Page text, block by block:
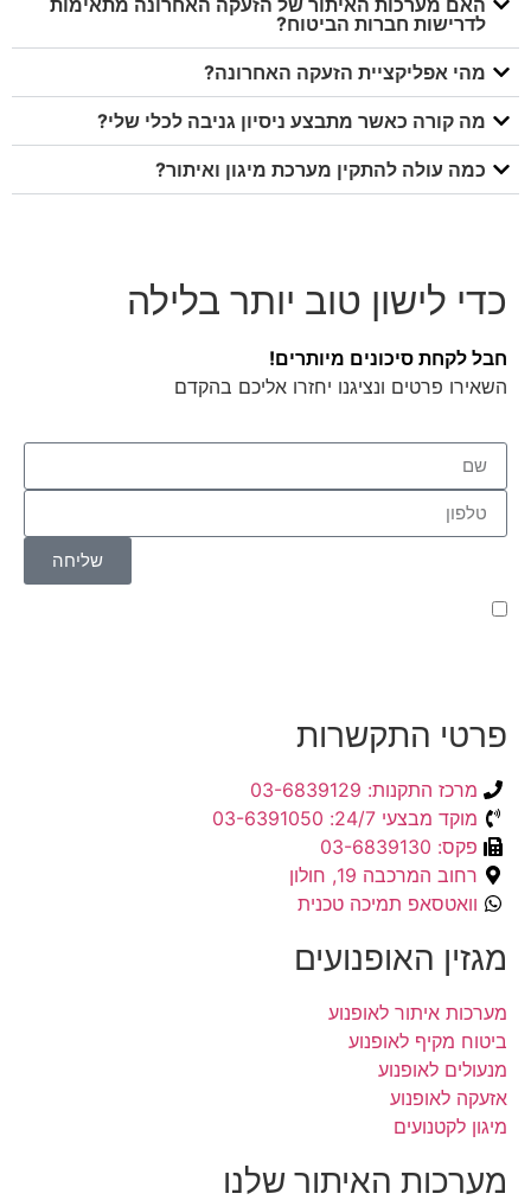
האם מערכות האיתור של הזעקה האחרונה מתאימות
לדרישות חברות הביטוח?
מהי אפליקציית הזעקה האחרונה?
מה קורה כאשר מתבצע ניסיון גניבה לכלי שלי?
כמה עולה להתקין מערכת מיגון ואיתור?
כדי לישון טוב יותר בלילה
חבל לקחת סיכונים מיותרים!
השאירו פרטים ונציגנו יחזרו אליכם בהקדם
שליחה
פרטי התקשרות
מרכז התקנות: 03-6839129
מוקד מבצעי 24/7: 03-6391050
פקס: 03-6839130
רחוב המרכבה 19, חולון
וואטסאפ תמיכה טכנית
מגזין האופנועים
מערכות איתור לאופנוע
ביטוח מקיף לאופנוע
מנעולים לאופנוע
אזעקה לאופנוע
מיגון לקטנועים
מערכות האיתור שלנו